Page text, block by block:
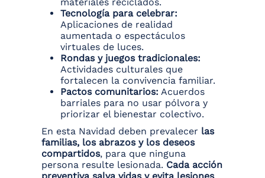
Tecnología para celebrar:
Aplicaciones de realidad
aumentada o espectáculos
virtuales de luces.
Rondas y juegos tradicionales:
Actividades culturales que
fortalecen la convivencia familiar.
Pactos comunitarios: Acuerdos
barriales para no usar pólvora y
priorizar el bienestar colectivo.
En esta Navidad deben prevalecer las
familias, los abrazos y los deseos
compartidos, para que ninguna
persona resulte lesionada. Cada acción